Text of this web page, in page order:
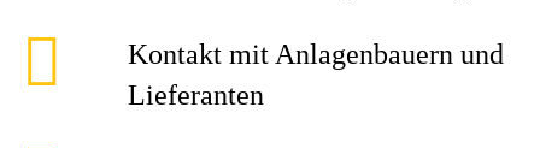
Kontakt mit Anlagenbauern und
Lieferanten